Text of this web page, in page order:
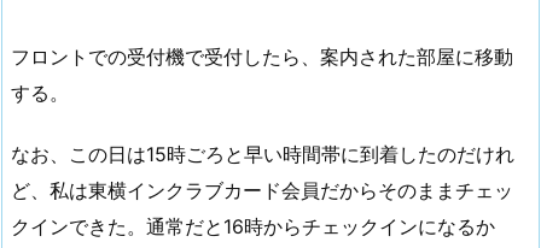
フロントでの受付機で受付したら、案内された部屋に移動
する。
なお、この日は15時ごろと早い時間帯に到着したのだけれ
ど、私は東横インクラブカード会員だからそのままチェッ
クインできた。通常だと16時からチェックインになるか